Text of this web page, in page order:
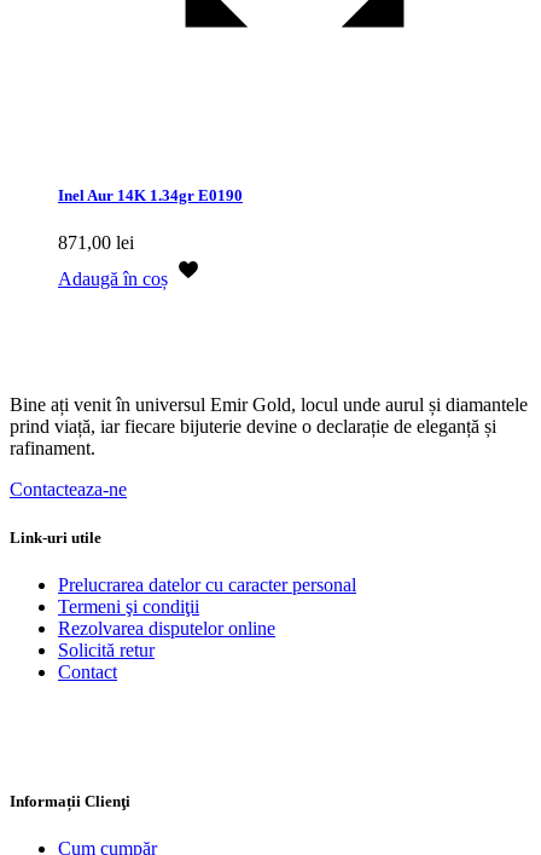
Inel Aur 14K 1.34gr E0190
871,00 lei
Adaugă în coș
Bine ați venit în universul Emir Gold, locul unde aurul și diamantele
prind viață, iar fiecare bijuterie devine o declarație de eleganță și
rafinament.
Contacteaza-ne
Link-uri utile
Prelucrarea datelor cu caracter personal
Termeni şi condiţii
Rezolvarea disputelor online
Solicită retur
Contact
Informații Clienţi
Cum cumpăr